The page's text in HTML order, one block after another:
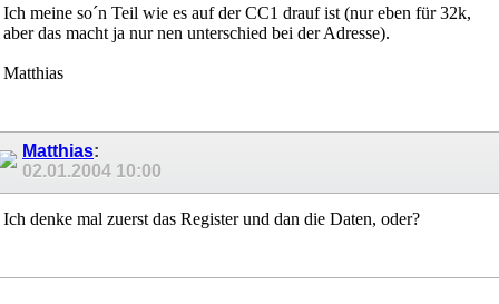
Ich meine so´n Teil wie es auf der CC1 drauf ist (nur eben für 32k,
aber das macht ja nur nen unterschied bei der Adresse).
Matthias
Matthias:
02.01.2004 10:00
Ich denke mal zuerst das Register und dan die Daten, oder?